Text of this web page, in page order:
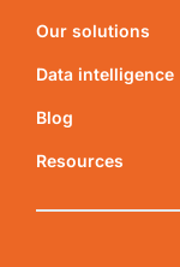
Our solutions
Data intelligence
Blog
Resources